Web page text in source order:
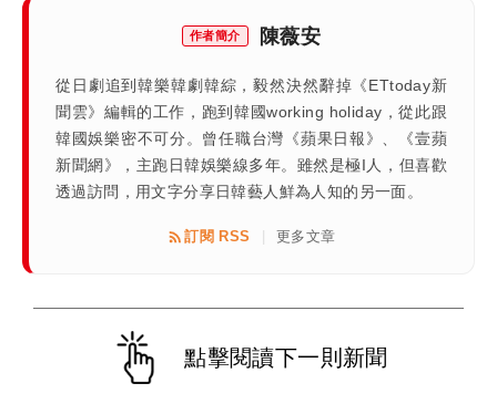
作者簡介 陳薇安
從日劇追到韓樂韓劇韓綜，毅然決然辭掉《ETtoday新
聞雲》編輯的工作，跑到韓國working holiday，從此跟
韓國娛樂密不可分。曾任職台灣《蘋果日報》、《壹蘋
新聞網》，主跑日韓娛樂線多年。雖然是極I人，但喜歡
透過訪問，用文字分享日韓藝人鮮為人知的另一面。
訂閱 RSS 更多文章
點擊閱讀下一則新聞